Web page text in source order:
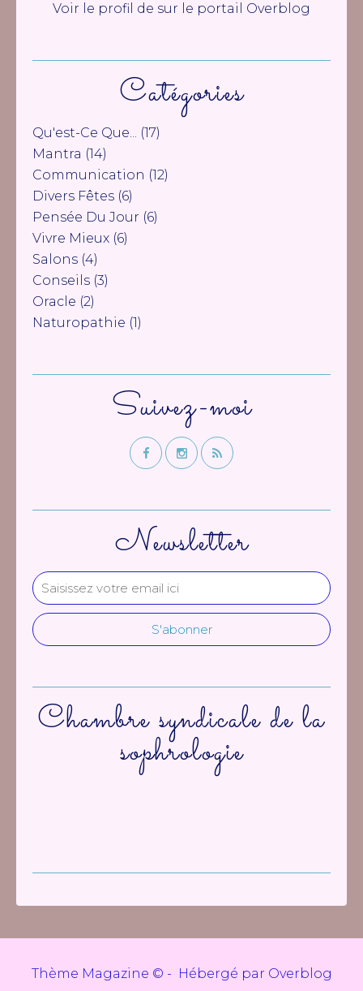
Newsletter
Catégories
Qu'est-Ce Que... (17)
Mantra (14)
Communication (12)
Divers Fêtes (6)
Pensée Du Jour (6)
Vivre Mieux (6)
Salons (4)
Conseils (3)
Oracle (2)
Naturopathie (1)
Suivez-moi
Voir le profil de sur le portail Overblog
Chambre syndicale de la
sophrologie
Thème Magazine © - Hébergé par Overblog